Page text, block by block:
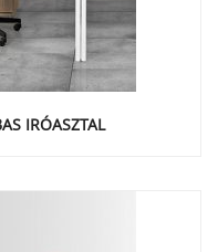
IRÓASZTAL